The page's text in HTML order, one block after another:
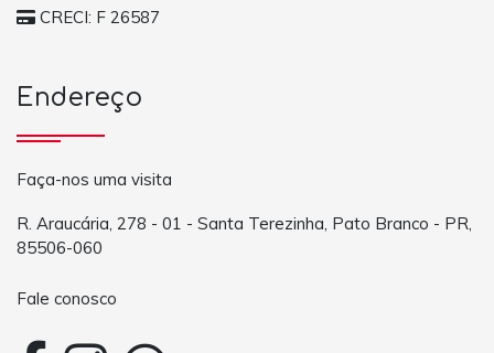
CRECI: F 26587
Endereço
Faça-nos uma visita
R. Araucária, 278 - 01 - Santa Terezinha, Pato Branco - PR,
85506-060
Fale conosco